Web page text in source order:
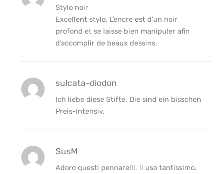
Stylo noir
Excellent stylo. L’encre est d’un noir
profond et se laisse bien manipuler afin
d’accomplir de beaux dessins.
sulcata-diodon
Ich liebe diese Stifte. Die sind ein bisschen
Preis-Intensiv.
SusM
Adoro questi pennarelli, li uso tantissimo.